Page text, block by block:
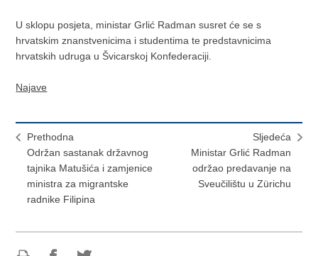
U sklopu posjeta, ministar Grlić Radman susret će se s
hrvatskim znanstvenicima i studentima te predstavnicima
hrvatskih udruga u Švicarskoj Konfederaciji.
Najave
Prethodna
Održan sastanak državnog
tajnika Matušića i zamjenice
ministra za migrantske
radnike Filipina
Sljedeća
Ministar Grlić Radman
održao predavanje na
Sveučilištu u Zürichu